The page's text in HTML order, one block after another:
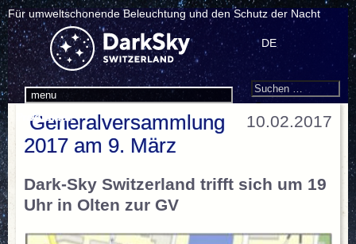
Für umweltschonende Beleuchtung und den Schutz der Nacht
menu
DE
Search
Suchen
10.02.2017
Generalversammlung
2017 am 9. März
Dark-Sky Switzerland trifft sich um 19
Uhr in Olten zur GV
Programm
Traktanden